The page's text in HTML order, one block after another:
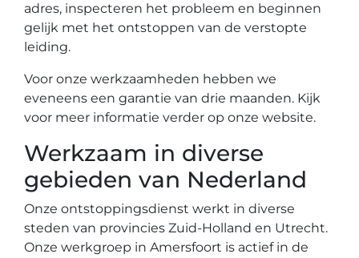
adres, inspecteren het probleem en beginnen
gelijk met het ontstoppen van de verstopte
leiding.
Voor onze werkzaamheden hebben we
eveneens een garantie van drie maanden. Kijk
voor meer informatie verder op onze website.
Werkzaam in diverse
gebieden van Nederland
Onze ontstoppingsdienst werkt in diverse
steden van provincies Zuid-Holland en Utrecht.
Onze werkgroep in Amersfoort is actief in de